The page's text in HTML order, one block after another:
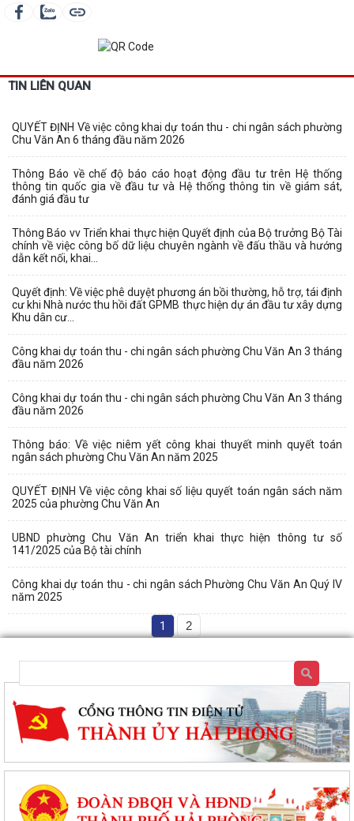
TIN LIÊN QUAN
QUYẾT ĐỊNH Về việc công khai dự toán thu - chi ngân sách phường
Chu Văn An 6 tháng đầu năm 2026
Thông Báo về chế độ báo cáo hoạt động đầu tư trên Hệ thống
thông tin quốc gia về đầu tư và Hệ thống thông tin về giám sát,
đánh giá đầu tư
Thông Báo vv Triển khai thực hiện Quyết định của Bộ trưởng Bộ Tài
chính về việc công bố dữ liệu chuyên ngành về đấu thầu và hướng
dẫn kết nối, khai...
Quyết định: Về việc phê duyệt phương án bồi thường, hỗ trợ, tái định
cư khi Nhà nước thu hồi đất GPMB thực hiện dự án đầu tư xây dựng
Khu dân cư...
Công khai dự toán thu - chi ngân sách phường Chu Văn An 3 tháng
đầu năm 2026
Công khai dự toán thu - chi ngân sách phường Chu Văn An 3 tháng
đầu năm 2026
Thông báo: Về việc niêm yết công khai thuyết minh quyết toán
ngân sách phường Chu Văn An năm 2025
QUYẾT ĐỊNH Về việc công khai số liệu quyết toán ngân sách năm
2025 của phường Chu Văn An
UBND phường Chu Văn An triển khai thực hiện thông tư số
141/2025 của Bộ tài chính
Công khai dự toán thu - chi ngân sách Phường Chu Văn An Quý IV
năm 2025
1 2